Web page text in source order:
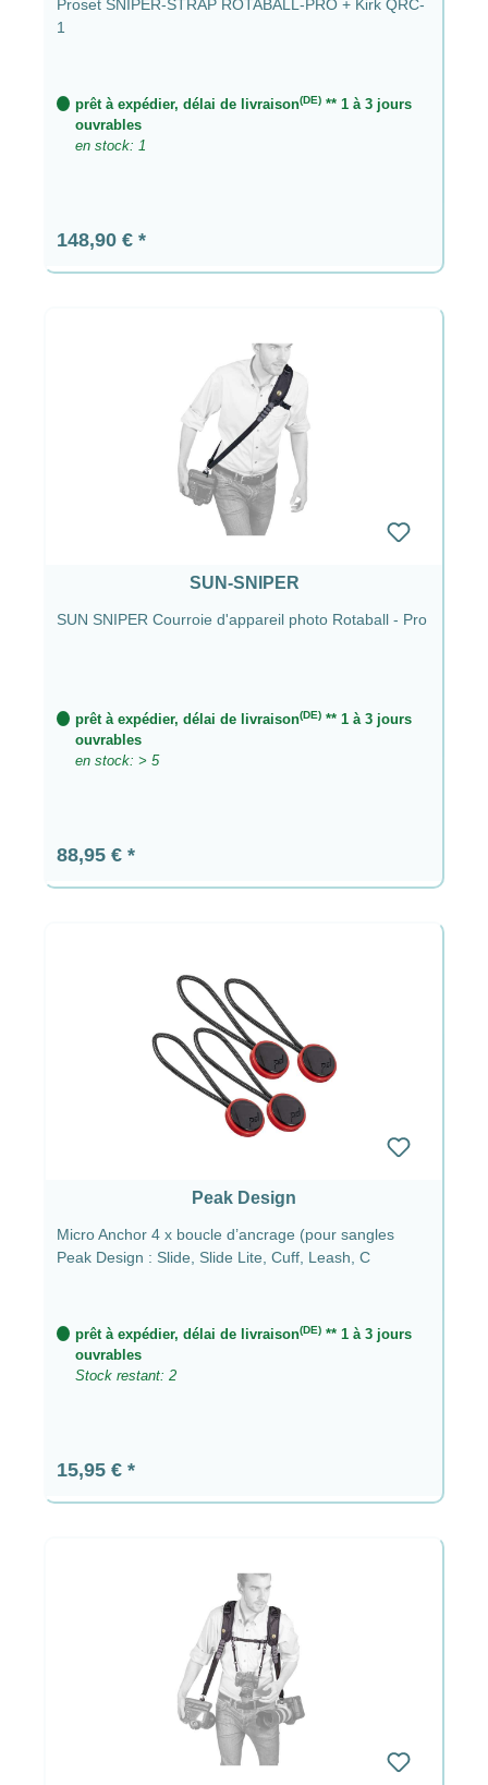
Proset SNIPER-STRAP ROTABALL-PRO + Kirk QRC-
1
prêt à expédier, délai de livraison(DE) ** 1 à 3 jours
ouvrables
en stock: 1
Prix régulier :
148,90 €
SUN-SNIPER
SUN SNIPER Courroie d'appareil photo Rotaball - Pro
prêt à expédier, délai de livraison(DE) ** 1 à 3 jours
ouvrables
en stock: > 5
Prix régulier :
88,95 €
Peak Design
Micro Anchor 4 x boucle d’ancrage (pour sangles
Peak Design : Slide, Slide Lite, Cuff, Leash, C
prêt à expédier, délai de livraison(DE) ** 1 à 3 jours
ouvrables
Stock restant: 2
Prix régulier :
15,95 €